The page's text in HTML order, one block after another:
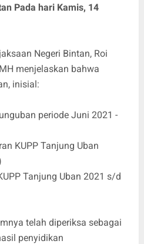
Pada hari Kamis, 14
Negeri Bintan, Roi
menjelaskan bahwa
inisial:
periode Juni 2021 -
KUPP Tanjung Uban
Tanjung Uban 2021 s/d
telah diperiksa sebagai
penyidikan